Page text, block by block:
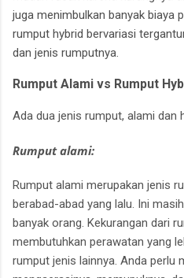
juga menimbulkan banyak biaya
rumput hybrid bervariasi
dan jenis rumputnya.
Rumput Alami vs Rumput
Ada dua jenis rumput, alami dan
Rumput alami:
Rumput alami merupakan jenis
berabad-abad yang lalu. Ini
banyak orang. Kekurangan dari
membutuhkan perawatan yang
rumput jenis lainnya. Anda perlu